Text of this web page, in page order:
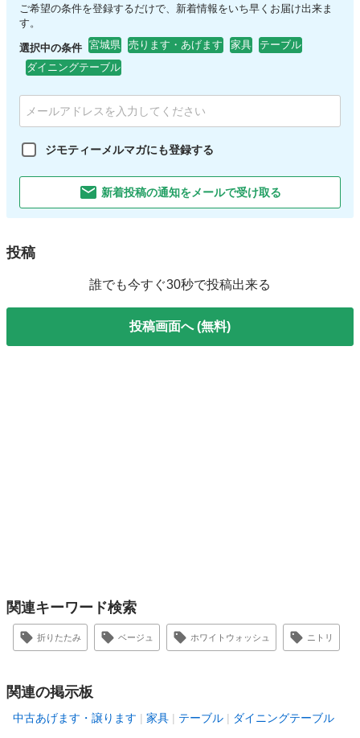
ご希望の条件を登録するだけで、新着情報をいち早くお届け出来ま
す。
選択中の条件 宮城県 売ります・あげます 家具
テーブル
ダイニングテーブル
ジモティーメルマガにも登録する
新着投稿の通知をメールで受け取る
投稿
誰でも今すぐ30秒で投稿出来る
投稿画面へ (無料)
関連キーワード検索
折りたたみ ベージュ ホワイトウォッシュ ニトリ
関連の掲示板
中古あげます・譲ります 家具 テーブル ダイニングテーブル